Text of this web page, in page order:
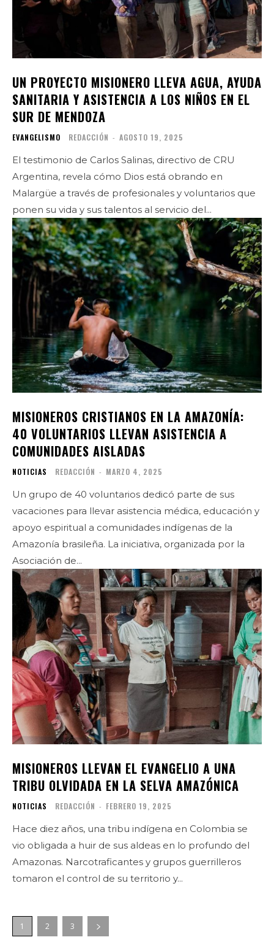
UN PROYECTO MISIONERO LLEVA AGUA, AYUDA
SANITARIA Y ASISTENCIA A LOS NIÑOS EN EL
SUR DE MENDOZA
EVANGELISMO REDACCIÓN - AGOSTO 19, 2025
El testimonio de Carlos Salinas, directivo de CRU
Argentina, revela cómo Dios está obrando en
Malargüe a través de profesionales y voluntarios que
ponen su vida y sus talentos al servicio del...
MISIONEROS CRISTIANOS EN LA AMAZONÍA:
40 VOLUNTARIOS LLEVAN ASISTENCIA A
COMUNIDADES AISLADAS
NOTICIAS REDACCIÓN - MARZO 4, 2025
Un grupo de 40 voluntarios dedicó parte de sus
vacaciones para llevar asistencia médica, educación y
apoyo espiritual a comunidades indígenas de la
Amazonía brasileña. La iniciativa, organizada por la
Asociación de...
MISIONEROS LLEVAN EL EVANGELIO A UNA
TRIBU OLVIDADA EN LA SELVA AMAZÓNICA
NOTICIAS REDACCIÓN - FEBRERO 19, 2025
Hace diez años, una tribu indígena en Colombia se
vio obligada a huir de sus aldeas en lo profundo del
Amazonas. Narcotraficantes y grupos guerrilleros
tomaron el control de su territorio y...
1 2 3